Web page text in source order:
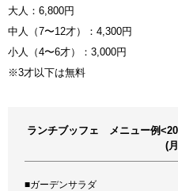
大人：6,800円
中人（7〜12才）：4,300円
小人（4〜6才）：3,000円
※3才以下は無料
ランチブッフェ メニュー例
(
■ガーデンサラダ